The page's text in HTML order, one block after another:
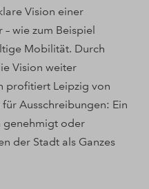
Vision einer
wie zum Beispiel
Mobilität. Durch
Vision weiter
profitiert Leipzig von
Ausschreibungen: Ein
genehmigt oder
der Stadt als Ganzes